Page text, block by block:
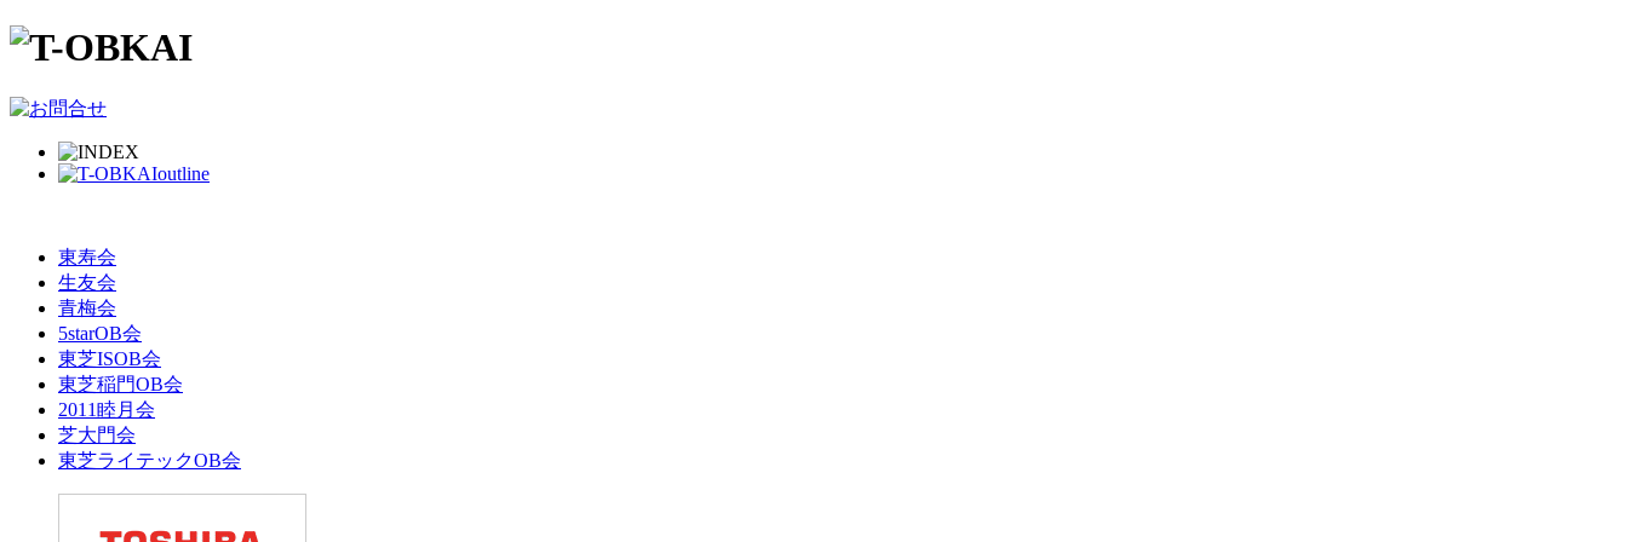
東寿会
生友会
青梅会
5starOB会
東芝ISOB会
東芝稲門OB会
2011睦月会
芝大門会
東芝ライテックOB会